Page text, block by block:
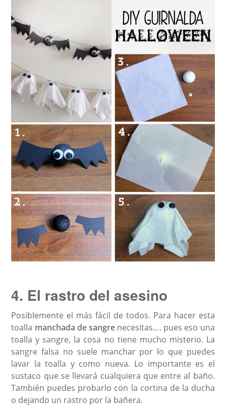
4. El rastro del asesino
Posiblemente el más fácil de todos. Para hacer esta
toalla manchada de sangrenecesitas…. pues eso una
toalla y sangre, la cosa no tiene mucho misterio. La
sangre falsa no suele manchar por lo que puedes
lavar la toalla y como nueva. Lo importante es el
sustaco que se llevará cualquiera que entre al baño.
También puedes probarlo con la cortina de la ducha
o dejando un rastro por la bañera.